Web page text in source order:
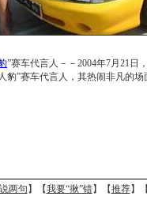
”赛车代言人－－2004年7月21日
豹”赛车代言人，其热闹非凡的
两句 】【我要“揪”错】【推荐】